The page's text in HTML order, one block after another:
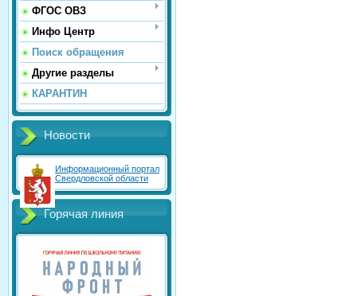
ФГОС ОВЗ
Инфо Центр
Поиск обращения
Другие разделы
КАРАНТИН
Новости
Информационный портал
Свердловской области
Горячая линия